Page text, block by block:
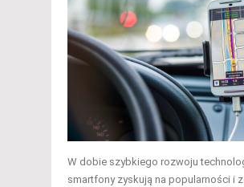
W dobie szybkiego rozwoju
smartfony zyskują na popularności i